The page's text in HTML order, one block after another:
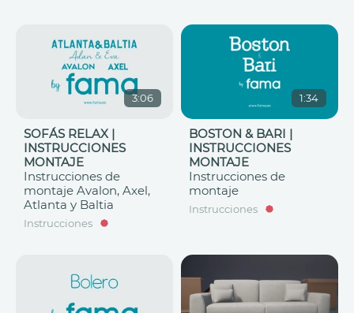
3:06
SOFÁS RELAX |
INSTRUCCIONES
MONTAJE
Instrucciones de
montaje Avalon, Axel,
Atlanta y Baltia
Instrucciones
1:34
BOSTON & BARI |
INSTRUCCIONES
MONTAJE
Instrucciones de
montaje
Instrucciones